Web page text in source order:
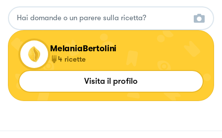
MelaniaBertolini
4 ricette
Visita il profilo